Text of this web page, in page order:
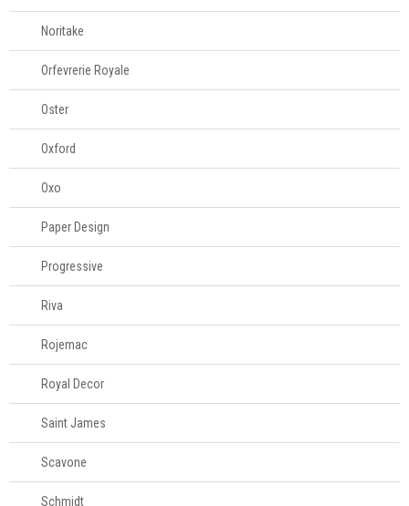
Noritake
Orfevrerie Royale
Oster
Oxford
Oxo
Paper Design
Progressive
Riva
Rojemac
Royal Decor
Saint James
Scavone
Schmidt